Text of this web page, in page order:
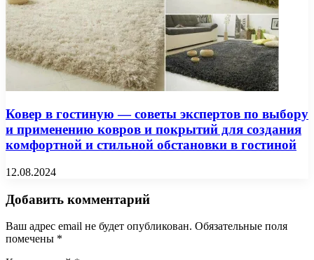
Ковер в гостиную — советы экспертов по выбору
и применению ковров и покрытий для создания
комфортной и стильной обстановки в гостиной
12.08.2024
Добавить комментарий
Ваш адрес email не будет опубликован. Обязательные поля
помечены *